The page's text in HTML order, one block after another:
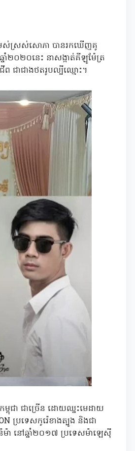
រស់ស្រស់សោភា បានរកឃើញគូ
ាំ២០២០នេះ នាសង្កាត់គីឡូម៉ែត្រ
ព ជាជាងថតរូបល្បីឈ្មោះ។
ពុជា ជាច្រើន ដោយឈ្នះមេដាយ
ប្រទេសកូរ៉េខាងត្បូង និងជា
ា នៅឆ្នាំ២០១៧ ប្រទេសម៉ាឡេស៊ី